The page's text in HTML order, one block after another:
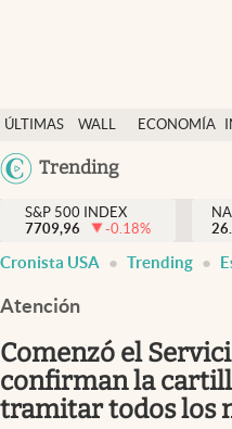
ÚLTIMAS
NOTICIAS
WALL
DÓLAR
ECONOMÍA
Trending
Finanzas y economía
Wall Street y dólar
Inmigración
Espiritual
Streaming
S&P 500 INDEX
7709,96
-0.18%
Cronista USA Trending
Atención
Comenzó el
confirman la
tramitar todos los